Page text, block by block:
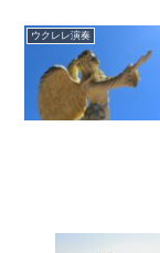
ウクレレ演奏